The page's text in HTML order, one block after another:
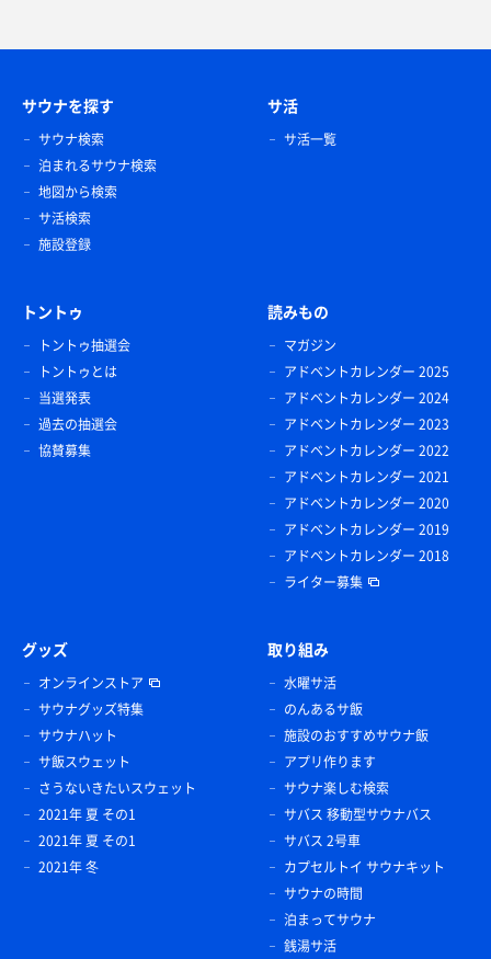
サウナを探す
サウナ検索
泊まれるサウナ検索
地図から検索
サ活検索
施設登録
サ活
サ活一覧
トントゥ
トントゥ抽選会
トントゥとは
当選発表
過去の抽選会
協賛募集
読みもの
マガジン
アドベントカレンダー 2025
アドベントカレンダー 2024
アドベントカレンダー 2023
アドベントカレンダー 2022
アドベントカレンダー 2021
アドベントカレンダー 2020
アドベントカレンダー 2019
アドベントカレンダー 2018
ライター募集
グッズ
オンラインストア
サウナグッズ特集
サウナハット
サ飯スウェット
さうないきたいスウェット
2021年 夏 その1
2021年 夏 その1
2021年 冬
取り組み
水曜サ活
のんあるサ飯
施設のおすすめサウナ飯
アプリ作ります
サウナ楽しむ検索
サバス 移動型サウナバス
サバス 2号車
カプセルトイ サウナキット
サウナの時間
泊まってサウナ
銭湯サ活